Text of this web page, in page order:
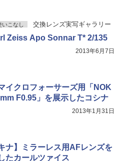
いこなし 交換レンズ実写ギャラリー
Zeiss Apo Sonnar T* 2/135
2013年6月7日
イクロフォーサーズ用「NOK
F0.95」を展示したコシナ
2013年1月31日
ナ】ミラーレス用AFレンズを
たカールツァイス